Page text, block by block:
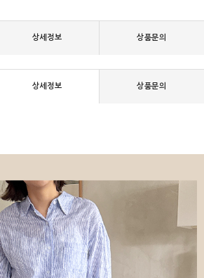
상세정보 상품문의
상세정보 상품문의